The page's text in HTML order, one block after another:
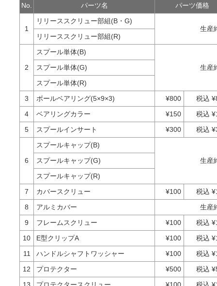
No. パーツ名 パーツ価格
1
リリーススクリュー部組(B・G)
生産
リリーススクリュー部組(R)
2
スプール単体(B)
生産
スプール単体(G)
スプール単体(R)
3
ボールベアリング(5×9×3) ¥800
税込
4
ベアリングカラー ¥150
税込
5
スプールインサート ¥300 税込
6
スプールキャップ(B)
生産
スプールキャップ(G)
スプールキャップ(R)
7
カバースクリュー ¥100
税込
8
アルミカバー
生産
9
フレームスクリュー ¥100
税込
10
E型クリップA ¥100
税込
11
ハンドルシャフトワッシャー ¥100
税込
12
プロテクター ¥500
税込